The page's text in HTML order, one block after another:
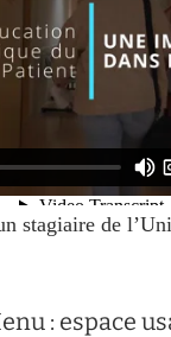
stagiaire de
: espace